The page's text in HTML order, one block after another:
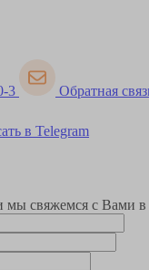
3 Обратная
в Telegram
мы свяжемся с Вами